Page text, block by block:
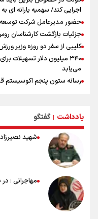
اجرایی کند/ سهمیه یارانه
حضور مدیرعامل شرکت توسعه
جزئیات بازگشت کارشناسان
کلیپی از سفر دو روزه وزیر
۳۴۰ میلیون دلار
می‌یابد
رسانه ستون پنجم اکوسیستم
شوک بزرگ برای لیونل مسی!
سخنگوی سپاه: بازگشایی
آمریکاست و ارتباطی به
علت نامگذاری ۱۷ مرداد به عنوان روز خبرنگار چیست؟
ورود مواد آلاینده به منابع
دست رفتن باروری خاک
مروری بر زندگینامه خبرنگار
۱۷ مرداد؛ روز خبرنگار
یادداشت | گفتگو
شهید
مهاجرانی : در